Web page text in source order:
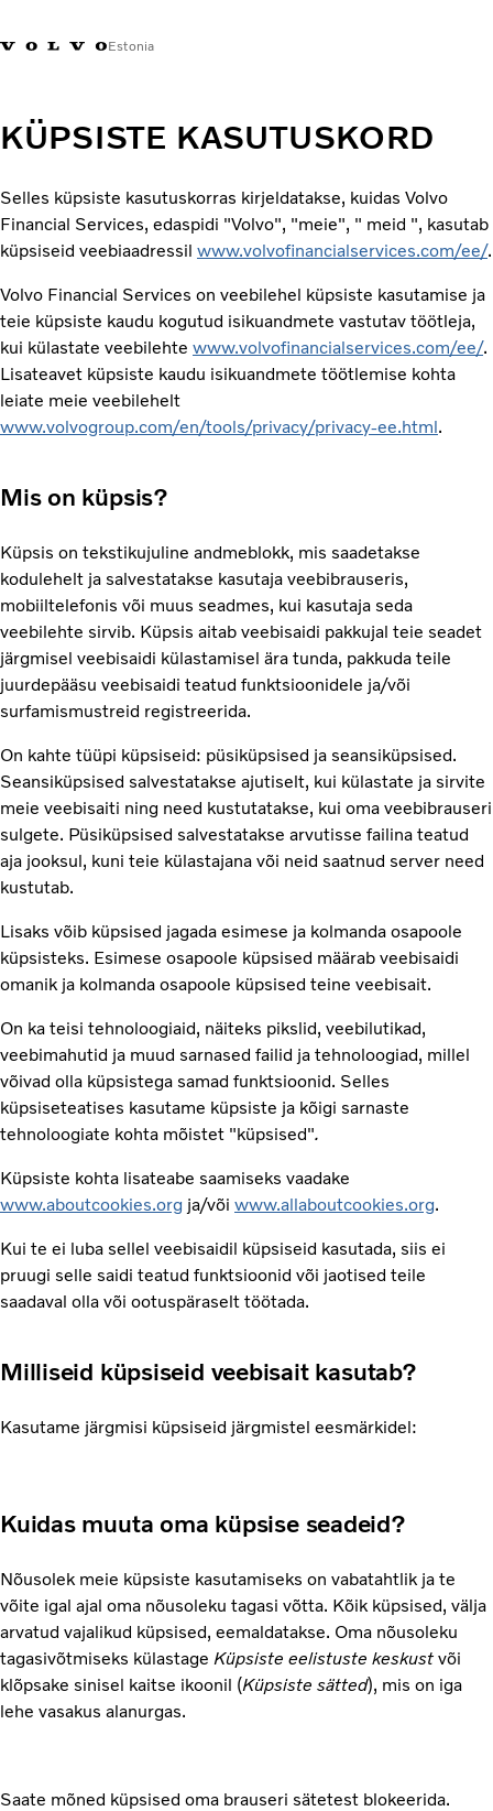
Estonia
KÜPSISTE KASUTUSKORD
Selles küpsiste kasutuskorras kirjeldatakse, kuidas Volvo
Financial Services, edaspidi "Volvo", "meie", " meid ", kasutab
küpsiseid veebiaadressil www.volvofinancialservices.com/ee/.
Volvo Financial Services on veebilehel küpsiste kasutamise ja
teie küpsiste kaudu kogutud isikuandmete vastutav töötleja,
kui külastate veebilehte www.volvofinancialservices.com/ee/.
Lisateavet küpsiste kaudu isikuandmete töötlemise kohta
leiate meie veebilehelt
www.volvogroup.com/en/tools/privacy/privacy-ee.html.
Mis on küpsis?
Küpsis on tekstikujuline andmeblokk, mis saadetakse
kodulehelt ja salvestatakse kasutaja veebibrauseris,
mobiiltelefonis või muus seadmes, kui kasutaja seda
veebilehte sirvib. Küpsis aitab veebisaidi pakkujal teie seadet
järgmisel veebisaidi külastamisel ära tunda, pakkuda teile
juurdepääsu veebisaidi teatud funktsioonidele ja/või
surfamismustreid registreerida.
On kahte tüüpi küpsiseid: püsiküpsised ja seansiküpsised.
Seansiküpsised salvestatakse ajutiselt, kui külastate ja sirvite
meie veebisaiti ning need kustutatakse, kui oma veebibrauseri
sulgete. Püsiküpsised salvestatakse arvutisse failina teatud
aja jooksul, kuni teie külastajana või neid saatnud server need
kustutab.
Lisaks võib küpsised jagada esimese ja kolmanda osapoole
küpsisteks. Esimese osapoole küpsised määrab veebisaidi
omanik ja kolmanda osapoole küpsised teine veebisait.
On ka teisi tehnoloogiaid, näiteks pikslid, veebilutikad,
veebimahutid ja muud sarnased failid ja tehnoloogiad, millel
võivad olla küpsistega samad funktsioonid. Selles
küpsiseteatises kasutame küpsiste ja kõigi sarnaste
tehnoloogiate kohta mõistet "küpsised".
Küpsiste kohta lisateabe saamiseks vaadake
www.aboutcookies.org ja/või www.allaboutcookies.org.
Kui te ei luba sellel veebisaidil küpsiseid kasutada, siis ei
pruugi selle saidi teatud funktsioonid või jaotised teile
saadaval olla või ootuspäraselt töötada.
Milliseid küpsiseid veebisait kasutab?
Kasutame järgmisi küpsiseid järgmistel eesmärkidel:
Kuidas muuta oma küpsise seadeid?
Nõusolek meie küpsiste kasutamiseks on vabatahtlik ja te
võite igal ajal oma nõusoleku tagasi võtta. Kõik küpsised, välja
arvatud vajalikud küpsised, eemaldatakse. Oma nõusoleku
tagasivõtmiseks külastage Küpsiste eelistuste keskust või
klõpsake sinisel kaitse ikoonil (Küpsiste sätted), mis on iga
lehe vasakus alanurgas.
Saate mõned küpsised oma brauseri sätetest blokeerida.